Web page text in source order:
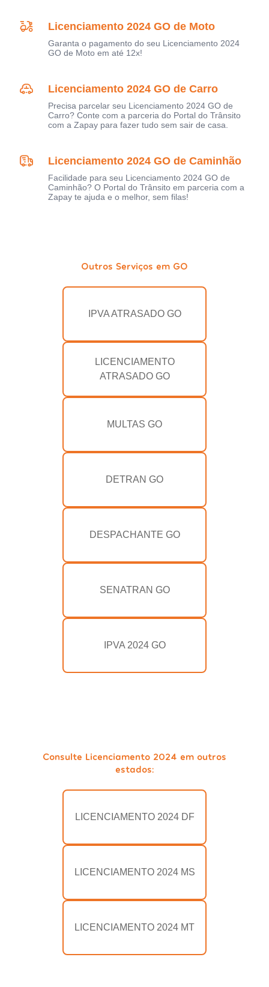
Licenciamento 2024 GO de Moto
Garanta o pagamento do seu Licenciamento 2024
GO de Moto em até 12x!
Licenciamento 2024 GO de Carro
Precisa parcelar seu Licenciamento 2024 GO de
Carro? Conte com a parceria do Portal do Trânsito
com a Zapay para fazer tudo sem sair de casa.
Licenciamento 2024 GO de Caminhão
Facilidade para seu Licenciamento 2024 GO de
Caminhão? O Portal do Trânsito em parceria com a
Zapay te ajuda e o melhor, sem filas!
Outros Serviços em GO
IPVA ATRASADO GO
LICENCIAMENTO
ATRASADO GO
MULTAS GO
DETRAN GO
DESPACHANTE GO
SENATRAN GO
IPVA 2024 GO
Consulte Licenciamento 2024 em outros
estados:
LICENCIAMENTO 2024 DF
LICENCIAMENTO 2024 MS
LICENCIAMENTO 2024 MT